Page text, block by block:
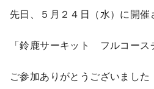
先日、５月２４日（水）に開催
「鈴鹿サーキット フルコース
ご参加ありがとうございました